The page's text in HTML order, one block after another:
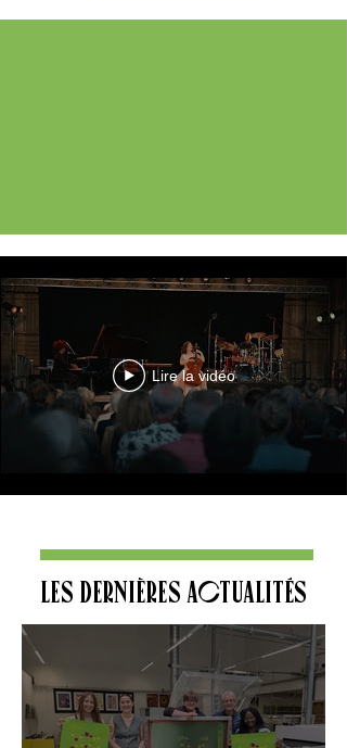
Lire la vidéo
LES DERNIÈRES ACTUALITÉS